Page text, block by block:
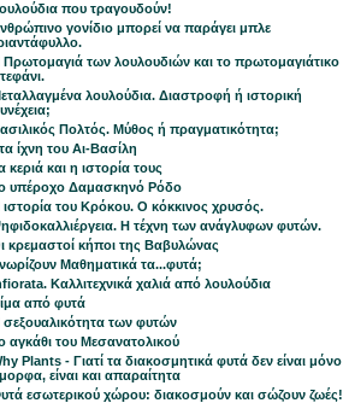
που τραγουδούν!
γονίδιο μπορεί να παράγει μπλε
των λουλουδιών και το πρωτομαγιάτικο
λουλούδια. Διαστροφή ή ιστορική
Πολτός. Μύθος ή πραγματικότητα;
ίχνη του Αι-Βασίλη
κεριά και η ιστορία τους
υπέροχο Δαμασκηνό Ρόδο
του Κρόκου. Ο κόκκινος χρυσός.
Η τέχνη των ανάγλυφων φυτών.
κρεμαστοί κήποι της Βαβυλώνας
Μαθηματικά τα...φυτά;
Καλλιτεχνικά χαλιά από λουλούδια
από φυτά
των φυτών
αγκάθι του Μεσανατολικού
Plants - Γιατί τα διακοσμητικά φυτά δεν είναι μόνο
είναι και απαραίτητα
εσωτερικού χώρου: διακοσμούν και σώζουν ζωές!